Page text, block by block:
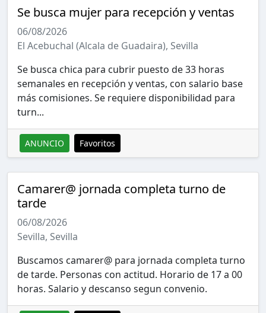
Se busca mujer para recepción y ventas
06/08/2026
El Acebuchal (Alcala de Guadaira), Sevilla
Se busca chica para cubrir puesto de 33 horas
semanales en recepción y ventas, con salario base
más comisiones. Se requiere disponibilidad para
turn...
ANUNCIO Favoritos
Camarer@ jornada completa turno de
tarde
06/08/2026
Sevilla, Sevilla
Buscamos camarer@ para jornada completa turno
de tarde. Personas con actitud. Horario de 17 a 00
horas. Salario y descanso segun convenio.